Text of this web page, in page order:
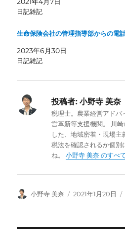
日記雑記
生命保険会社の管理指導部からの電
2023年6月30日
日記雑記
投稿者: 小野寺 美奈
税理士。農業経営アド
営革新等支援機関。 川
した、地域密着・現場
税法を確認されるか個
ね。小野寺 美奈 のすべ
投
小野寺 美奈
投
2021年1月20日